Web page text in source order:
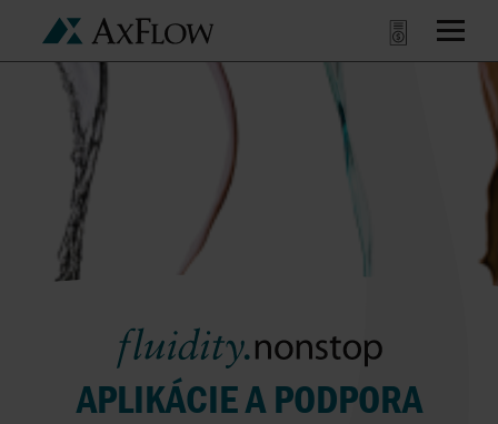
APLIKÁCIE A PODPORA